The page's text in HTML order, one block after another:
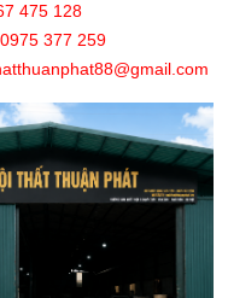
475 128
0975 377 259